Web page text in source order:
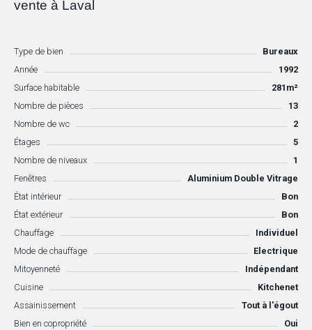
vente à Laval
Type de bien
Bureaux
Année
1992
Surface habitable
281m²
Nombre de pièces
13
Nombre de wc
2
Étages
5
Nombre de niveaux
1
Fenêtres
Aluminium Double Vitrage
État intérieur
Bon
État extérieur
Bon
Chauffage
Individuel
Mode de chauffage
Electrique
Mitoyenneté
Indépendant
Cuisine
Kitchenet
Assainissement
Tout à l'égout
Bien en copropriété
Oui